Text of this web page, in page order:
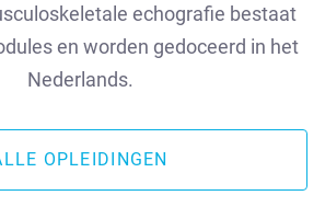
echografie bestaat
en worden gedoceerd in het
Nederlands.
OPLEIDINGEN